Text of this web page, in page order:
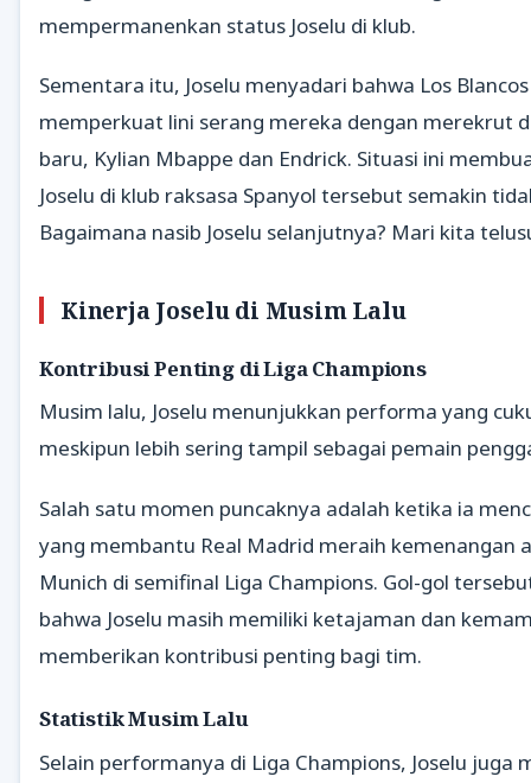
mempermanenkan status Joselu di klub.
Sementara itu, Joselu menyadari bahwa Los
memperkuat lini serang mereka dengan merekrut
baru, Kylian Mbappe dan Endrick. Situasi ini
Joselu di klub raksasa Spanyol tersebut semakin
Bagaimana nasib Joselu selanjutnya? Mari kita
Kinerja Joselu di Musim Lalu
Kontribusi Penting di Liga Champions
Musim lalu, Joselu menunjukkan performa yang
meskipun lebih sering tampil sebagai pemain
Salah satu momen puncaknya adalah ketika ia
yang membantu Real Madrid meraih kemenangan
Munich di semifinal Liga Champions. Gol-gol
bahwa Joselu masih memiliki ketajaman dan
memberikan kontribusi penting bagi tim.
Statistik Musim Lalu
Selain performanya di Liga Champions, Joselu juga